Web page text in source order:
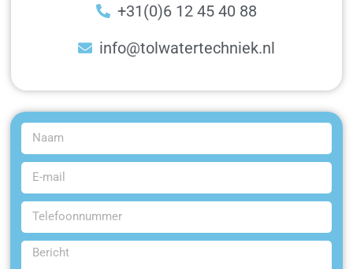
+31(0)6 12 45 40 88
info@tolwatertechniek.nl